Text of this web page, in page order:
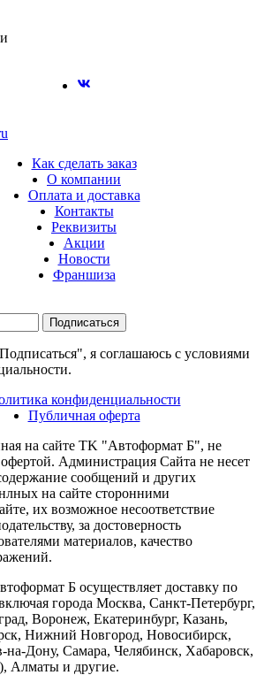
Как сделать заказ
О компании
Оплата и доставка
Контакты
Реквизиты
Акции
Новости
Франшиза
Подписаться
я соглашаюсь с условиями
конфиденциальности
Публичная оферта
на сайте TK "Автоформат Б", не
Администрация Сайта не несет
сообщений и других
на сайте сторонними
их возможное несоответствие
за достоверность
материалов, качество
Б осуществляет доставку по
города Москва, Санкт-Петербург,
Воронеж, Екатеринбург, Казань,
Нижний Новгород, Новосибирск,
Дону, Самара, Челябинск, Хабаровск,
Алматы и другие.